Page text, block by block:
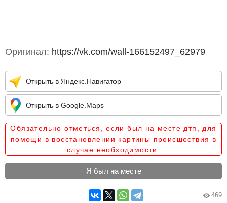
Оригинал: https://vk.com/wall-166152497_62979
Открыть в Яндекс.Навигатор
Открыть в Google.Maps
Обязательно отметься, если был на месте дтп, для
помощи в восстановлении картины происшествия в
случае необходимости.
Я был на месте
469